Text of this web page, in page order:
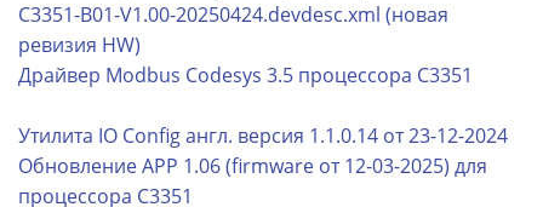
C3351-B01-V1.00-20250424.devdesc.xml (новая
ревизия HW)
Драйвер Modbus Codesys 3.5 процессора C3351
Утилита IO Config англ. версия 1.1.0.14 от 23-12-2024
Обновление APP 1.06 (firmware от 12-03-2025) для
процессора C3351